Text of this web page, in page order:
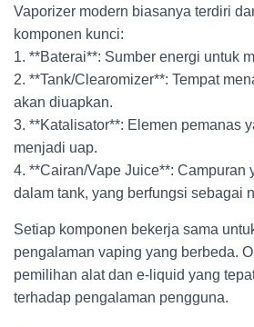
Vaporizer modern biasanya terdiri
komponen kunci:
1. **Baterai**: Sumber energi untuk
2. **Tank/Clearomizer**: Tempat
akan diuapkan.
3. **Katalisator**: Elemen pemanas
menjadi uap.
4. **Cairan/Vape Juice**: Campuran
dalam tank, yang berfungsi sebagai
Setiap komponen bekerja sama
pengalaman vaping yang berbeda.
pemilihan alat dan e-liquid yang
terhadap pengalaman pengguna.